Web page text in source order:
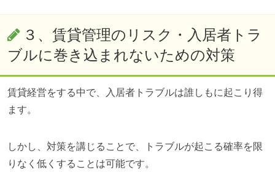
３、賃貸管理のリスク・入居者トラ
ブルに巻き込まれないための対策
賃貸経営をする中で、入居者トラブルは誰しもに起こり得
ます。
しかし、対策を講じることで、トラブルが起こる確率を限
りなく低くすることは可能です。